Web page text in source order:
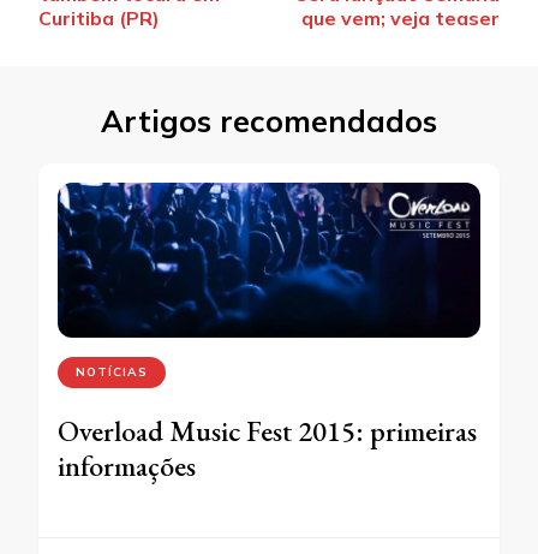
post
Curitiba (PR)
que vem; veja teaser
Artigos recomendados
NOTÍCIAS
Overload Music Fest 2015: primeiras
informações